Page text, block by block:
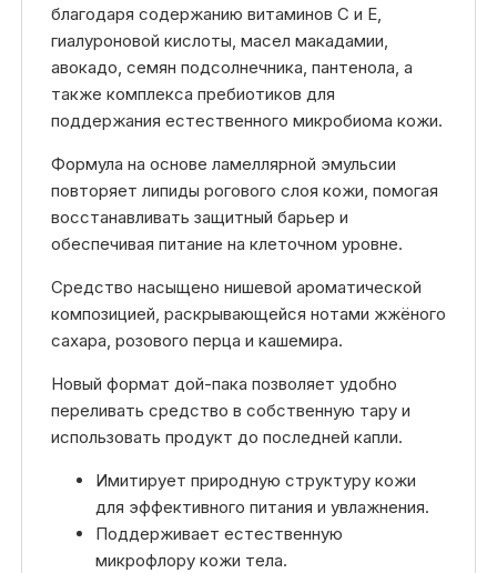
благодаря содержанию витаминов C и E,
гиалуроновой кислоты, масел макадамии,
авокадо, семян подсолнечника, пантенола, а
также комплекса пребиотиков для
поддержания естественного микробиома кожи.
Формула на основе ламеллярной эмульсии
повторяет липиды рогового слоя кожи, помогая
восстанавливать защитный барьер и
обеспечивая питание на клеточном уровне.
Средство насыщено нишевой ароматической
композицией, раскрывающейся нотами жжёного
сахара, розового перца и кашемира.
Новый формат дой-пака позволяет удобно
переливать средство в собственную тару и
использовать продукт до последней капли.
Имитирует природную структуру кожи
для эффективного питания и увлажнения.
Поддерживает естественную
микрофлору кожи тела.